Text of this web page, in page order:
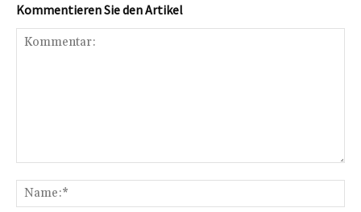
Kommentieren Sie den Artikel